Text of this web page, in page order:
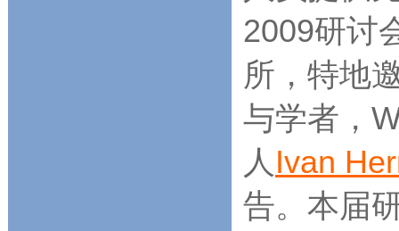
2009研讨
所，特地
与学者，
人 Ivan
告。本届